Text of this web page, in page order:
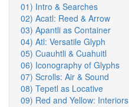
01) Intro & Searches
02) Acatl: Reed & Arrow
03) Apantli as Container
04) Atl: Versatile Glyph
05) Cuauhtli & Cuahuitl
06) Iconography of Glyphs
07) Scrolls: Air & Sound
08) Tepetl as Locative
09) Red and Yellow: Interiors